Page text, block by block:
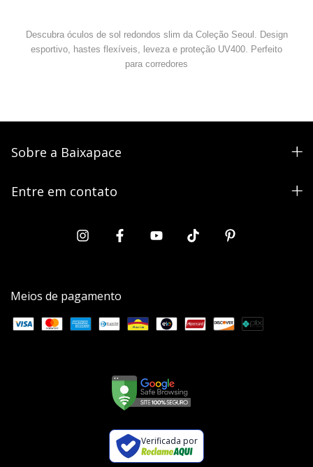
Descubra óculos de sol redondos slim da Coleção Seoul. Design
esportivo, hastes flexíveis, leveza e proteção UV400. Perfeito
para corredores
Sobre a Baixapace
Entre em contato
Meios de pagamento
Verificada por